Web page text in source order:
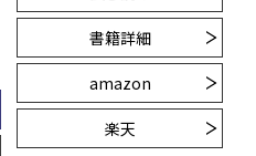
書籍詳細
amazon
楽天